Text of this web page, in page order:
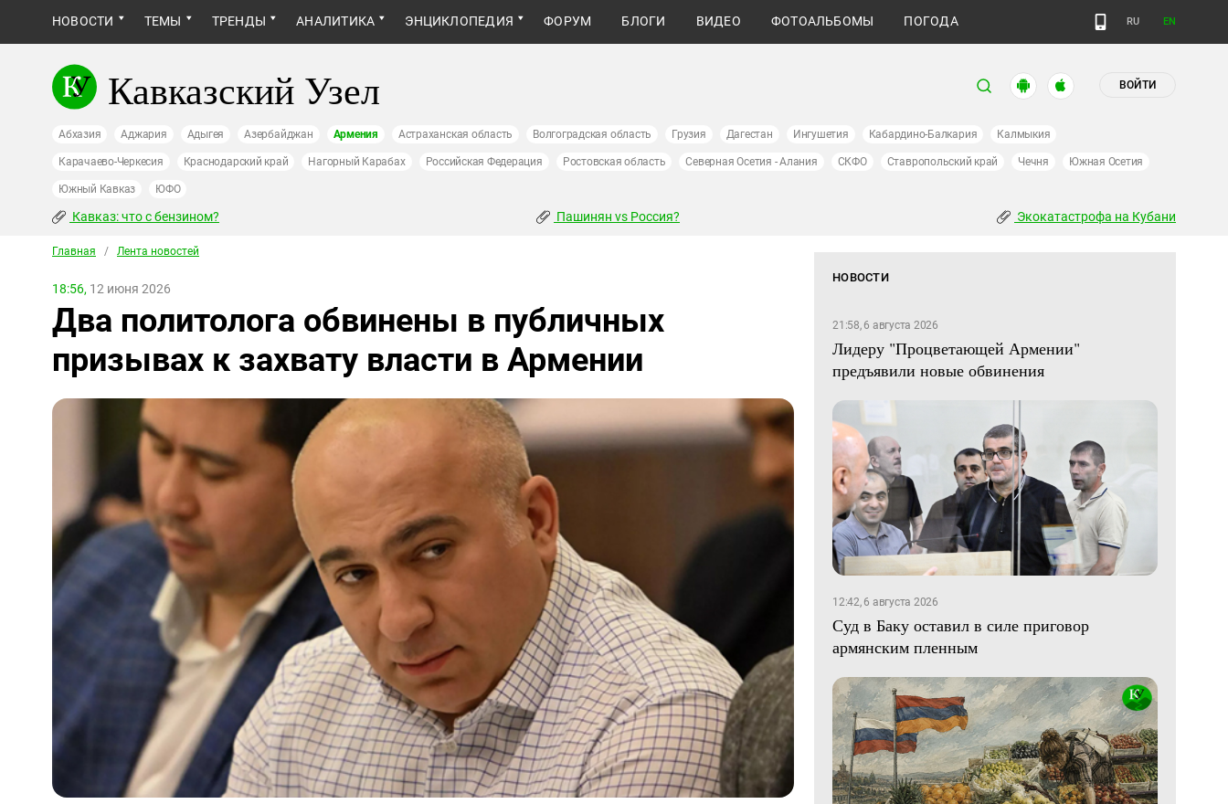
НОВОСТИ ТЕМЫ ТРЕНДЫ АНАЛИТИКА ЭНЦИКЛОПЕДИЯ ФОРУМ БЛОГИ ВИДЕО ФОТОАЛЬБОМЫ ПОГОДА RU EN
Кавказский Узел ВОЙТИ
Абхазия Аджария Адыгея Азербайджан Армения Астраханская область Волгоградская область Грузия Дагестан Ингушетия Кабардино-Балкария Калмыкия
Карачаево-Черкесия Краснодарский край Нагорный Карабах Российская Федерация Ростовская область Северная Осетия - Алания СКФО Ставропольский край Чечня Южная Осетия
Южный Кавказ ЮФО
Кавказ: что с бензином? Пашинян vs Россия? Экокатастрофа на Кубани
Главная / Лента новостей
18:56, 12 июня 2026
Два политолога обвинены в публичных
призывах к захвату власти в Армении
НОВОСТИ
21:58, 6 августа 2026
Лидеру "Процветающей Армении"
предъявили новые обвинения
12:42, 6 августа 2026
Суд в Баку оставил в силе приговор
армянским пленным